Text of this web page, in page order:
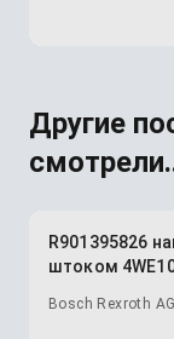
Другие
R901395826
штоком
Bosch Rexroth AG